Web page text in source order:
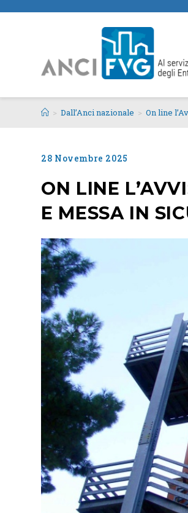
> Dall’Anci nazionale > On line
28 Novembre 2025
ON LINE
E MESSA IN